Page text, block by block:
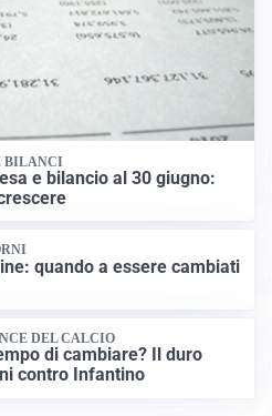
BILANCI
e bilancio al 30 giugno:
quando a essere cambiati
DEL CALCIO
di cambiare? Il duro
contro Infantino